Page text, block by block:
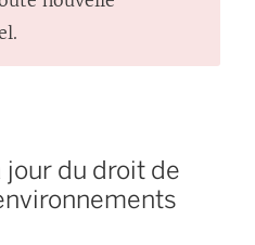
jour du droit de